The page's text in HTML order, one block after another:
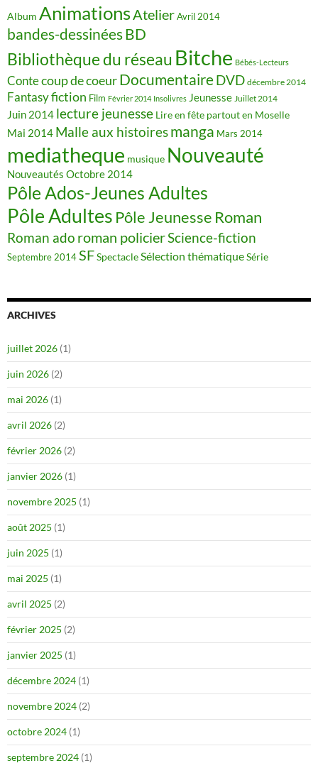
Album AnimationsAtelierAvril 2014
bandes-dessinéesBD
Bibliothèque du réseau Bitche Bébés-Lecteurs
Contecoup de coeurDocumentaireDVD décembre 2014
Fantasyfiction Film Février 2014 Insolivres Jeunesse Juillet 2014
Juin 2014 lecture jeunesse Lire en fête partout en Moselle
Mai 2014 Malle aux histoiresmanga Mars 2014
mediatheque musique Nouveauté
Nouveautés Octobre 2014
Pôle Ados-Jeunes Adultes
Pôle Adultes Pôle Jeunesse Roman
Roman ado roman policierScience-fiction
Septembre 2014SFSpectacleSélection thématiqueSérie
ARCHIVES
juillet 2026 (1)
juin 2026 (2)
mai 2026 (1)
avril 2026 (2)
février 2026 (2)
janvier 2026 (1)
novembre 2025 (1)
août 2025 (1)
juin 2025 (1)
mai 2025 (1)
avril 2025 (2)
février 2025 (2)
janvier 2025 (1)
décembre 2024 (1)
novembre 2024 (2)
octobre 2024 (1)
septembre 2024 (1)